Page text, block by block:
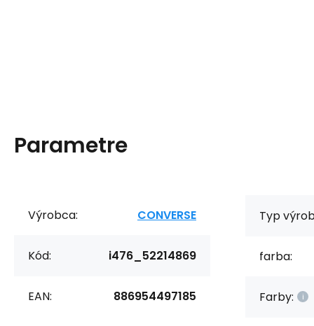
Parametre
Výrobca: CONVERSE
Kód: i476_52214869
EAN: 886954497185
Typ
farba:
Farby: